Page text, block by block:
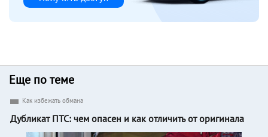
Еще по теме
Как избежать обмана
Дубликат ПТС: чем опасен и как отличить от оригинала